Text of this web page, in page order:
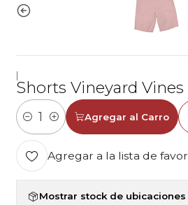
Shorts Vineyard Vines
Cantidad
Agregar al Carro
Agregar a la lista de
Mostrar stock de ubicaciones